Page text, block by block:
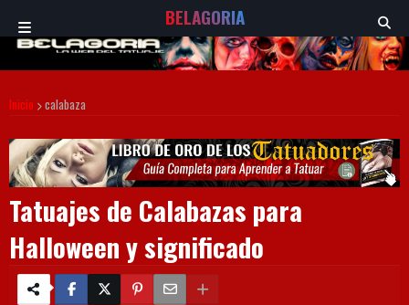
BELAGORIA
Inicio calabaza
Tatuajes de Calabazas para
Halloween y significado